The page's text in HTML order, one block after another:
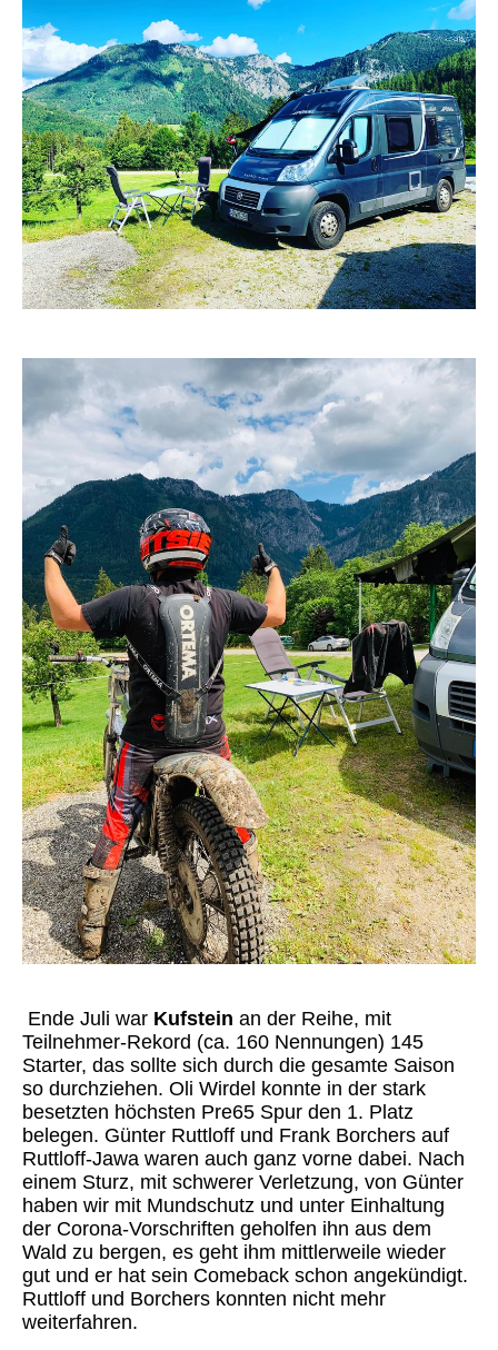
Ende Juli war Kufstein an der Reihe, mit
Teilnehmer-Rekord (ca. 160 Nennungen) 145
Starter, das sollte sich durch die gesamte Saison
so durchziehen. Oli Wirdel konnte in der stark
besetzten höchsten Pre65 Spur den 1. Platz
belegen. Günter Ruttloff und Frank Borchers auf
Ruttloff-Jawa waren auch ganz vorne dabei. Nach
einem Sturz, mit schwerer Verletzung, von Günter
haben wir mit Mundschutz und unter Einhaltung
der Corona-Vorschriften geholfen ihn aus dem
Wald zu bergen, es geht ihm mittlerweile wieder
gut und er hat sein Comeback schon angekündigt.
Ruttloff und Borchers konnten nicht mehr
weiterfahren.